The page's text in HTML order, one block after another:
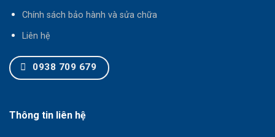
Chính sách bảo hành và sửa chữa
Liên hệ
0938 709 679
Thông tin liên hệ